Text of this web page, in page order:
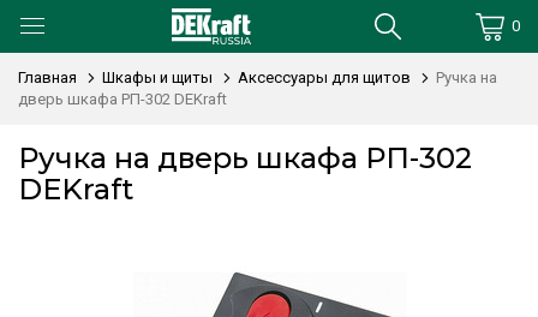
0
Главная Шкафы и щиты Аксессуары для щитов
Ручка на
дверь шкафа РП-302 DEKraft
Ручка на дверь шкафа РП-302
DEKraft